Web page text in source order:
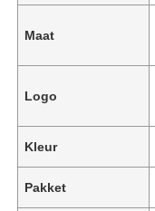
Maat
Logo
Kleur
Pakket